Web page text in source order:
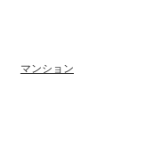
マンション